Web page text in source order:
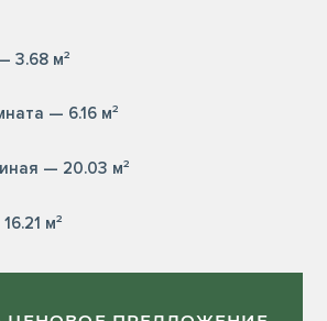
3.68 м²
— 6.16 м²
— 20.03 м²
м²